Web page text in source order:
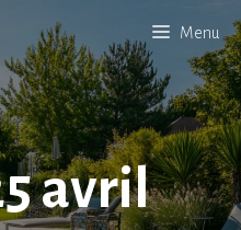
Menu
avril